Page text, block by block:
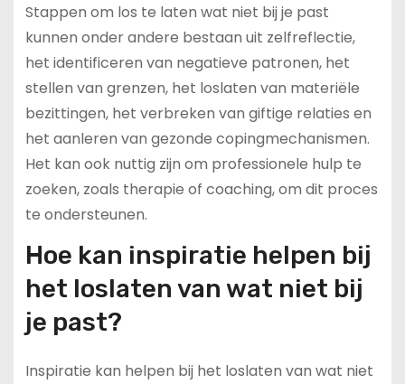
Stappen om los te laten wat niet bij je past
kunnen onder andere bestaan uit zelfreflectie,
het identificeren van negatieve patronen, het
stellen van grenzen, het loslaten van materiële
bezittingen, het verbreken van giftige relaties en
het aanleren van gezonde copingmechanismen.
Het kan ook nuttig zijn om professionele hulp te
zoeken, zoals therapie of coaching, om dit proces
te ondersteunen.
Hoe kan inspiratie helpen bij
het loslaten van wat niet bij
je past?
Inspiratie kan helpen bij het loslaten van wat niet